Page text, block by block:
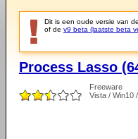
Dit is een oude versie van
of de v9 beta (laatste beta
Process Lasso
Freeware
Vista / Win10